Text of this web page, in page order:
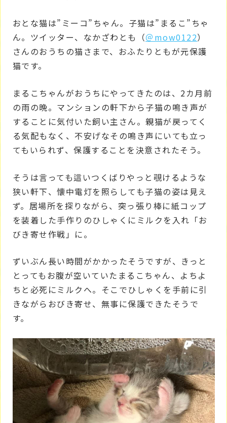
おとな猫は”ミーコ”ちゃん。子猫は”まるこ”ちゃ
ん。ツイッター、なかざわとも（＠mow0122）
さんのおうちの猫さまで、おふたりともが元保護
猫です。
まるこちゃんがおうちにやってきたのは、2カ月前
の雨の晩。マンションの軒下から子猫の鳴き声が
することに気付いた飼い主さん。親猫が戻ってく
る気配もなく、不安げなその鳴き声にいても立っ
てもいられず、保護することを決意されたそう。
そうは言っても這いつくばりやっと覗けるような
狭い軒下、懐中電灯を照らしても子猫の姿は見え
ず。居場所を探りながら、突っ張り棒に紙コップ
を装着した手作りのひしゃくにミルクを入れ「お
びき寄せ作戦」に。
ずいぶん長い時間がかかったそうですが、きっと
とってもお腹が空いていたまるこちゃん、よちよ
ちと必死にミルクへ。そこでひしゃくを手前に引
きながらおびき寄せ、無事に保護できたそうで
す。